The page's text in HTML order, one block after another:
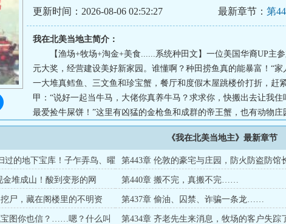
更新时间：2026-08-06 02:52:27
最新章节： 第
宝库！子乍弄
我在北美当地主简介：
【渔场+牧场+淘金+美食......系统种田文】一位美国华裔UP主
元大奖，经营建设美好新家园。谁懂啊？种田捞鱼真的能暴富！“
一大堆真鳕鱼、三文鱼和珍宝蟹，餐厅和度假木屋跳楼价打折，赶
甲：“说好一起当牛马，大佬你真养牛马？求求你，快搬出去让我住
最爱捡牛屎饼！”这里有凶猛的金枪鱼和成群的帝王蟹，也有动物
和焦虑，只有吹过草场和海洋的风，还有满满一锅炖海鲜。日常+
《我在北美当地主》最新章节
过的地下宝库！子乍弄鸟、曜
第443章 伦敦的豪宅与庄园，防火防盗防馆
金堆成山！酸到变形的网
第440章 搬不完，真搬不完……
尸，藏在阁楼里的不明资
第437章 偷油、囚禁、诈骗一条龙……
宝图你也信？……嗯？什么叫
第434章 齐老先生来消息，牧场的客户失踪